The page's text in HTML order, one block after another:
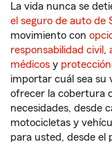
La vida nunca se
el seguro de auto de
movimiento con
responsabilidad civil ,
médicos y
importar cuál sea su
ofrecer la cobertura
necesidades, desde
motocicletas y
para usted, desde el